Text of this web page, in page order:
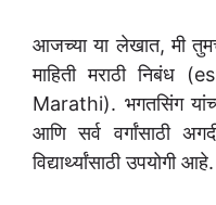
आजच्या या लेखात, मी
माहिती मराठी
Marathi). भगतसिंग
आणि सर्व वर्गांसाठी
विद्यार्थ्यांसाठी उपयोगी आहे.